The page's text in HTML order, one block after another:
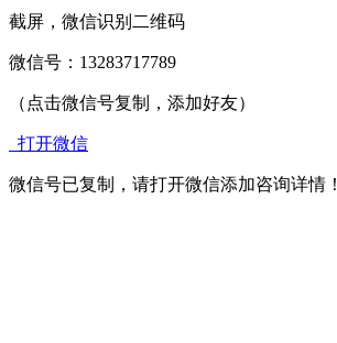
截屏，微信识别二维码
微信号： 13283717789
（点击微信号复制，添加好友）
打开微信
微信号已复制，请打开微信添加咨询详情！